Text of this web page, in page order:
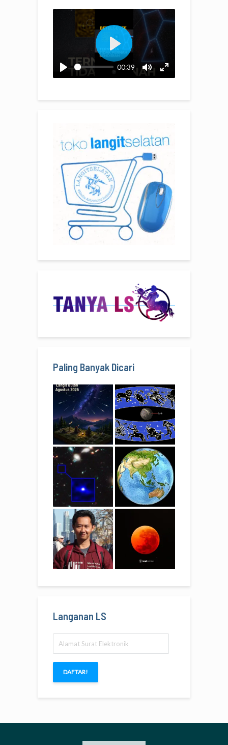
Paling Banyak Dicari
Langanan LS
Surat
Elektronik
DAFTAR!